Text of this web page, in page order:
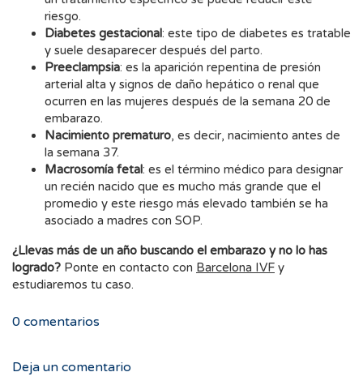
riesgo.
Diabetes gestacional: este tipo de diabetes es tratable
y suele desaparecer después del parto.
Preeclampsia: es la aparición repentina de presión
arterial alta y signos de daño hepático o renal que
ocurren en las mujeres después de la semana 20 de
embarazo.
Nacimiento prematuro, es decir, nacimiento antes de
la semana 37.
Macrosomía fetal: es el término médico para designar
un recién nacido que es mucho más grande que el
promedio y este riesgo más elevado también se ha
asociado a madres con SOP.
¿Llevas más de un año buscando el embarazo y no lo has
logrado? Ponte en contacto con Barcelona IVF
estudiaremos tu caso.
0 comentarios
Deja un comentario